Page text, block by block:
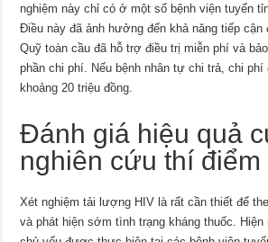
nghiệm này chỉ có ở một số bệnh viện tuyến
Điều này đã ảnh hưởng đến khả năng tiếp cận
Quỹ toàn cầu đã hỗ trợ điều trị miễn phí và
phần chi phí. Nếu bệnh nhân tự chi trả, chi
khoảng 20 triệu đồng.
Đánh giá hiệu quả
nghiên cứu thí điểm
Xét nghiệm tải lượng HIV là rất cần thiết để
và phát hiện sớm tình trạng kháng thuốc. Hiện